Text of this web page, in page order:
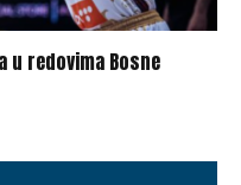
u redovima Bosne